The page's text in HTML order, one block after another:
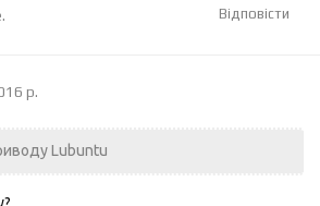
Відповісти
р.
Lubuntu